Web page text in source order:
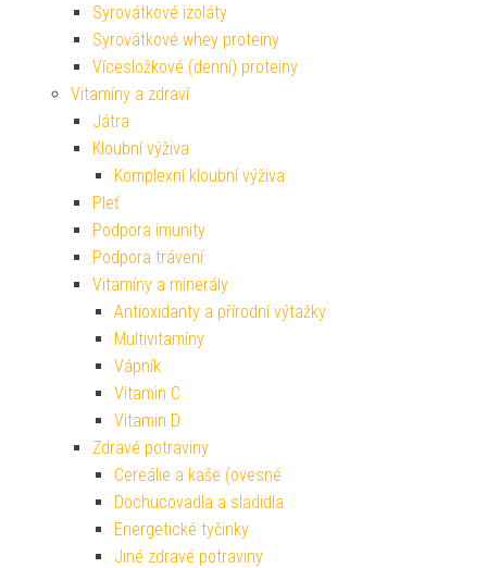
Syrovátkové izoláty
Syrovátkové whey proteiny
Vícesložkové (denní) proteiny
Vitamíny a zdraví
Játra
Kloubní výživa
Komplexní kloubní výživa
Pleť
Podpora imunity
Podpora trávení
Vitamíny a minerály
Antioxidanty a přírodní výtažky
Multivitamíny
Vápník
Vitamin C
Vitamin D
Zdravé potraviny
Cereálie a kaše (ovesné
Dochucovadla a sladidla
Energetické tyčinky
Jiné zdravé potraviny